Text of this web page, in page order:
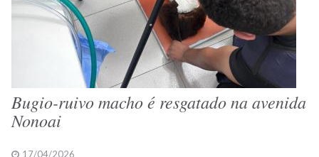
Bugio-ruivo macho é resgatado na avenida
Nonoai
17/04/2026